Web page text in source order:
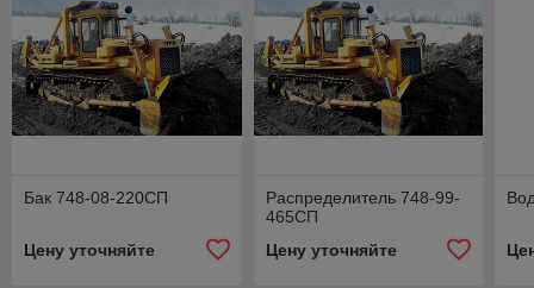
Бак 748-08-220СП
Цену уточняйте
Распределитель 748-99-
465СП
Цену уточняйте